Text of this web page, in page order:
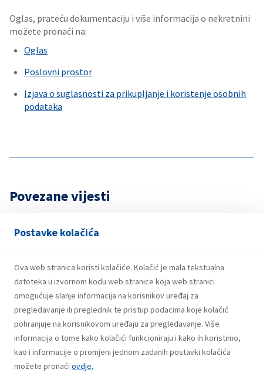
Postavke kolačića
Ova web stranica koristi kolačiće. Kolačić je mala tekstualna
datoteka u izvornom kodu web stranice koja web stranici
omogućuje slanje informacija na korisnikov uređaj za
pregledavanje ili preglednik te pristup podacima koje kolačić
pohranjuje na korisnikovom uređaju za pregledavanje. Više
informacija o tome kako kolačići funkcioniraju i kako ih koristimo,
kao i informacije o promjeni jednom zadanih postavki kolačića
možete pronaći ovdje.
Oglas, prateću dokumentaciju i više informacija o nekretnini
možete pronaći na:
Oglas
Poslovni prostor
Izjava o suglasnosti za prikupljanje i koristenje osobnih
podataka
Povezane vijesti
“Coca-Cola te rashladi, INA/EP CLUB te
nagradi!”
31. Jula 2026.
Dobitnici drugog kruga nagradne igre
“Coca-Cola te rashladi, INA/EP CLUB te